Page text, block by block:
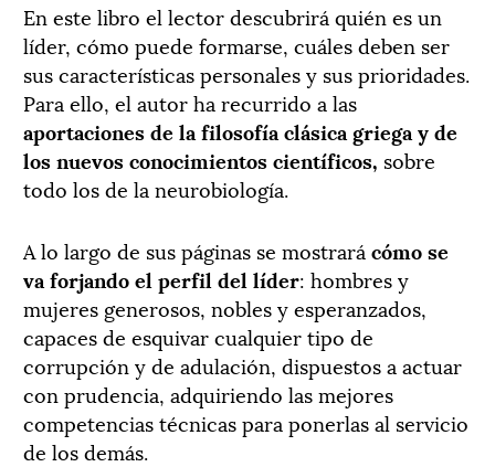
En este libro el lector descubrirá quién es un
líder, cómo puede formarse, cuáles deben ser
sus características personales y sus prioridades.
Para ello, el autor ha recurrido a las
aportaciones de la filosofía clásica griega y de
los nuevos conocimientos científicos, sobre
todo los de la neurobiología.
A lo largo de sus páginas se mostrará cómo se
va forjando el perfil del líder: hombres y
mujeres generosos, nobles y esperanzados,
capaces de esquivar cualquier tipo de
corrupción y de adulación, dispuestos a actuar
con prudencia, adquiriendo las mejores
competencias técnicas para ponerlas al servicio
de los demás.